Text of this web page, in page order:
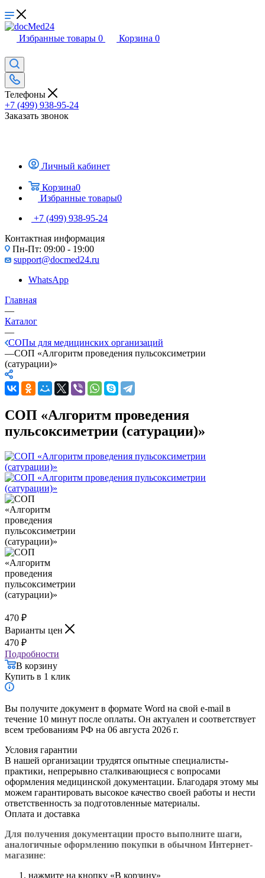
Избранные товары 0 Корзина 0
Телефоны
+7 (499) 938-95-24
Заказать звонок
Личный кабинет
Корзина0
Избранные товары0
+7 (499) 938-95-24
Контактная информация
Пн-Пт: 09:00 - 19:00
support@docmed24.ru
WhatsApp
Главная
—
Каталог
—
СОПы для медицинских организаций
—СОП «Алгоритм проведения пульсоксиметрии
(сатурации)»
СОП «Алгоритм проведения
пульсоксиметрии (сатурации)»
470 ₽
Варианты цен
470 ₽
Подробности
В корзину
Купить в 1 клик
Вы получите документ в формате Word на свой e-mail в
течение 10 минут после оплаты. Он актуален и соответствует
всем требованиям РФ на 06 августа 2026 г.
Условия гарантии
В нашей организации трудятся опытные специалисты-
практики, непрерывно сталкивающиеся с вопросами
оформления медицинской документации. Благодаря этому мы
можем гарантировать высокое качество своей работы и нести
ответственность за подготовленные материалы.
Оплата и доставка
Для получения документации просто выполните шаги,
аналогичные оформлению покупки в обычном Интернет-
магазине:
нажмите на кнопку «В корзину»